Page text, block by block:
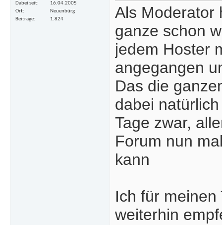
Dabei seit
16.04.2005
Ort
Neuenbürg
Beiträge
1.824
Als Moderator
ganze schon
jedem Hoster
angegangen
Das die
dabei
Tage zwar,
Forum nun
kann
Ich für
weiterhin